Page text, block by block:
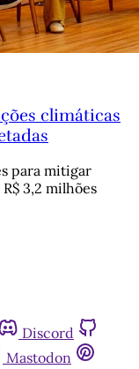
climáticas
para mitigar
3,2 milhões
Discord
Mastodon